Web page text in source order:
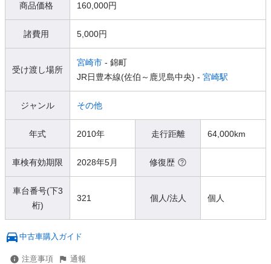
商品価格 160,000円
諸費用 5,000円
受け渡し場所
宮崎市 - 錦町
JR日豊本線(佐伯～鹿児島中央) - 宮崎駅
ジャンル その他
年式 2010年 走行距離 64,000km
車検有効期限 2028年5月 修復歴
車台番号(下3
桁)
321 個人/法人 個人
中古車購入ガイド
注意事項 通報